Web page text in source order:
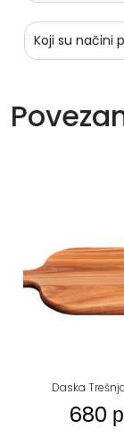
Koji su načini
Daska
680